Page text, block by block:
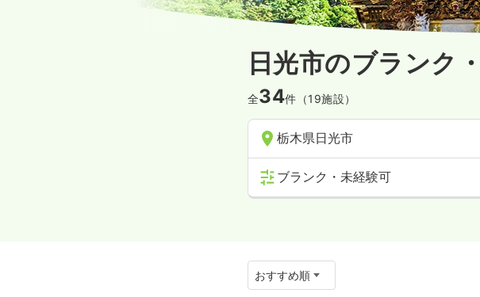
日光市のブランク
全34件（19施設）
栃木県日光市
ブランク・未経験可